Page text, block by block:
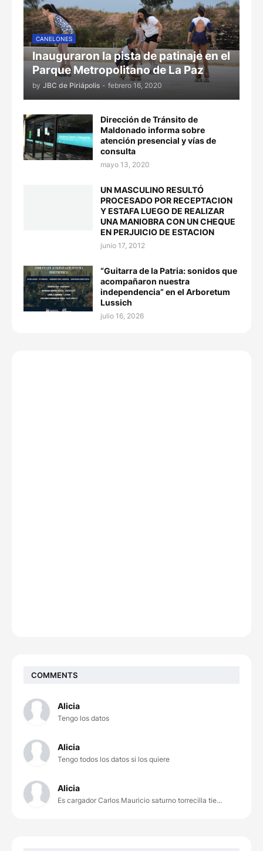
CANELONES
Inauguraron la pista de patinaje en el
Parque Metropolitano de La Paz
by JBC de Piriápolis - febrero 16, 2020
Dirección de Tránsito de
Maldonado informa sobre
atención presencial y vías de
consulta
mayo 13, 2020
UN MASCULINO RESULTÓ
PROCESADO POR RECEPTACION
Y ESTAFA LUEGO DE REALIZAR
UNA MANIOBRA CON UN CHEQUE
EN PERJUICIO DE ESTACION
junio 17, 2012
“Guitarra de la Patria: sonidos que
acompañaron nuestra
independencia” en el Arboretum
Lussich
julio 16, 2026
COMMENTS
Alicia
Tengo los datos
Alicia
Tengo todos los datos si los quiere
Alicia
Es cargador Carlos Mauricio saturno torrecilla tie...